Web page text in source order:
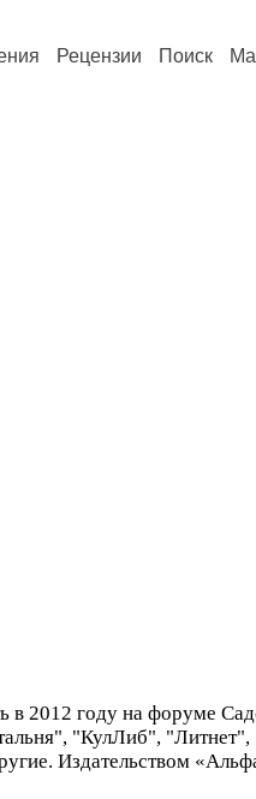
Рецензии Поиск
в 2012 году на форуме
"КулЛиб",
Издательством